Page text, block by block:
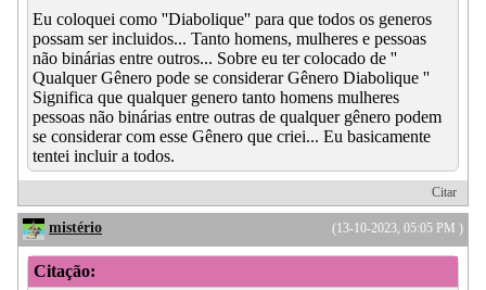
Eu coloquei como ''Diabolique'' para que todos os generos
possam ser incluidos... Tanto homens, mulheres e pessoas
não binárias entre outros... Sobre eu ter colocado de ''
Qualquer Gênero pode se considerar Gênero Diabolique ''
Significa que qualquer genero tanto homens mulheres
pessoas não binárias entre outras de qualquer gênero podem
se considerar com esse Gênero que criei... Eu basicamente
tentei incluir a todos.
Citar
(13-10-2023, 05:05 PM )
mistério
Citação: